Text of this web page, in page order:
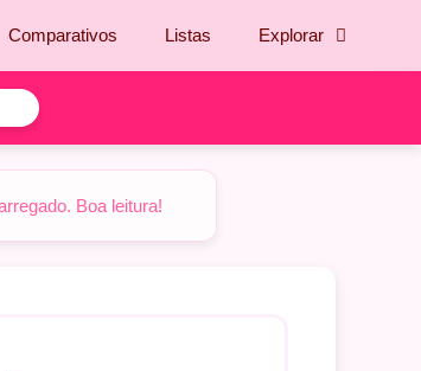
Comparativos Listas Explorar
Boa leitura!